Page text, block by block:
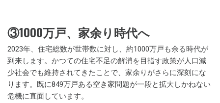
③1000万戸、家余り時代へ
2023年、住宅総数が世帯数に対し、約1000万戸も余る時代が
到来します。かつての住宅不足の解消を目指す政策が人口減
少社会でも維持されてきたことで、家余りがさらに深刻にな
ります。既に849万戸ある空き家問題が一段と拡大しかねない
危機に直面しています。